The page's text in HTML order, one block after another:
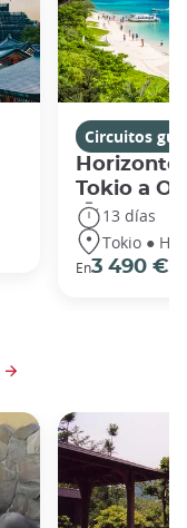
Circuitos
Tokio a
13 días
Tokio ●
En3 490 €